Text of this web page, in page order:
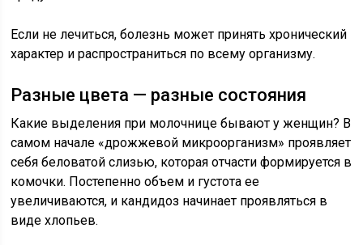
Если не лечиться, болезнь может принять хронический
характер и распространиться по всему организму.
Разные цвета — разные состояния
Какие выделения при молочнице бывают у женщин? В
самом начале «дрожжевой микроорганизм» проявляет
себя беловатой слизью, которая отчасти формируется в
комочки. Постепенно объем и густота ее
увеличиваются, и кандидоз начинает проявляться в
виде хлопьев.